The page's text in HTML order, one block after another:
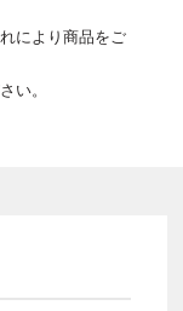
により商品をご
い。